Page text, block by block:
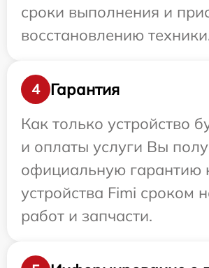
сроки выполнения и
восстановлению
4
Гарантия
Как только устройство
и оплаты услуги Вы
официальную гарантию
устройства Fimi сроком
работ и запчасти.